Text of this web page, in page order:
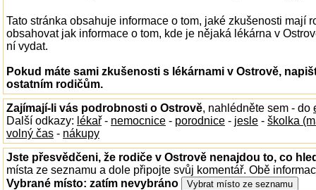
Tato stránka obsahuje informace o tom, jaké zkušenosti mají
obsahovat jak informace o tom, kde je nějaká lékárna v
ní vydat.
Pokud máte sami zkušenosti s lékárnami v Ostrově,
ostatním rodičům.
Zajímají-li vás podrobnosti o Ostrově, nahlédněte sem - do
Další odkazy: lékař - nemocnice - porodnice - jesle - školka
volný čas - nákupy
Jste přesvědčeni, že rodiče v Ostrově nenajdou to, co
místa ze seznamu a dole připojte svůj komentář. Obě
Vybrané místo: zatím nevybráno